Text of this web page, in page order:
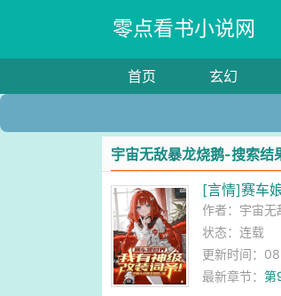
零点看书小说网
首页 玄幻
宇宙无敌暴龙烧鹅-搜索结
[言情]赛车
作者： 宇宙无
状态：连载
更新时间：
最新章节：第